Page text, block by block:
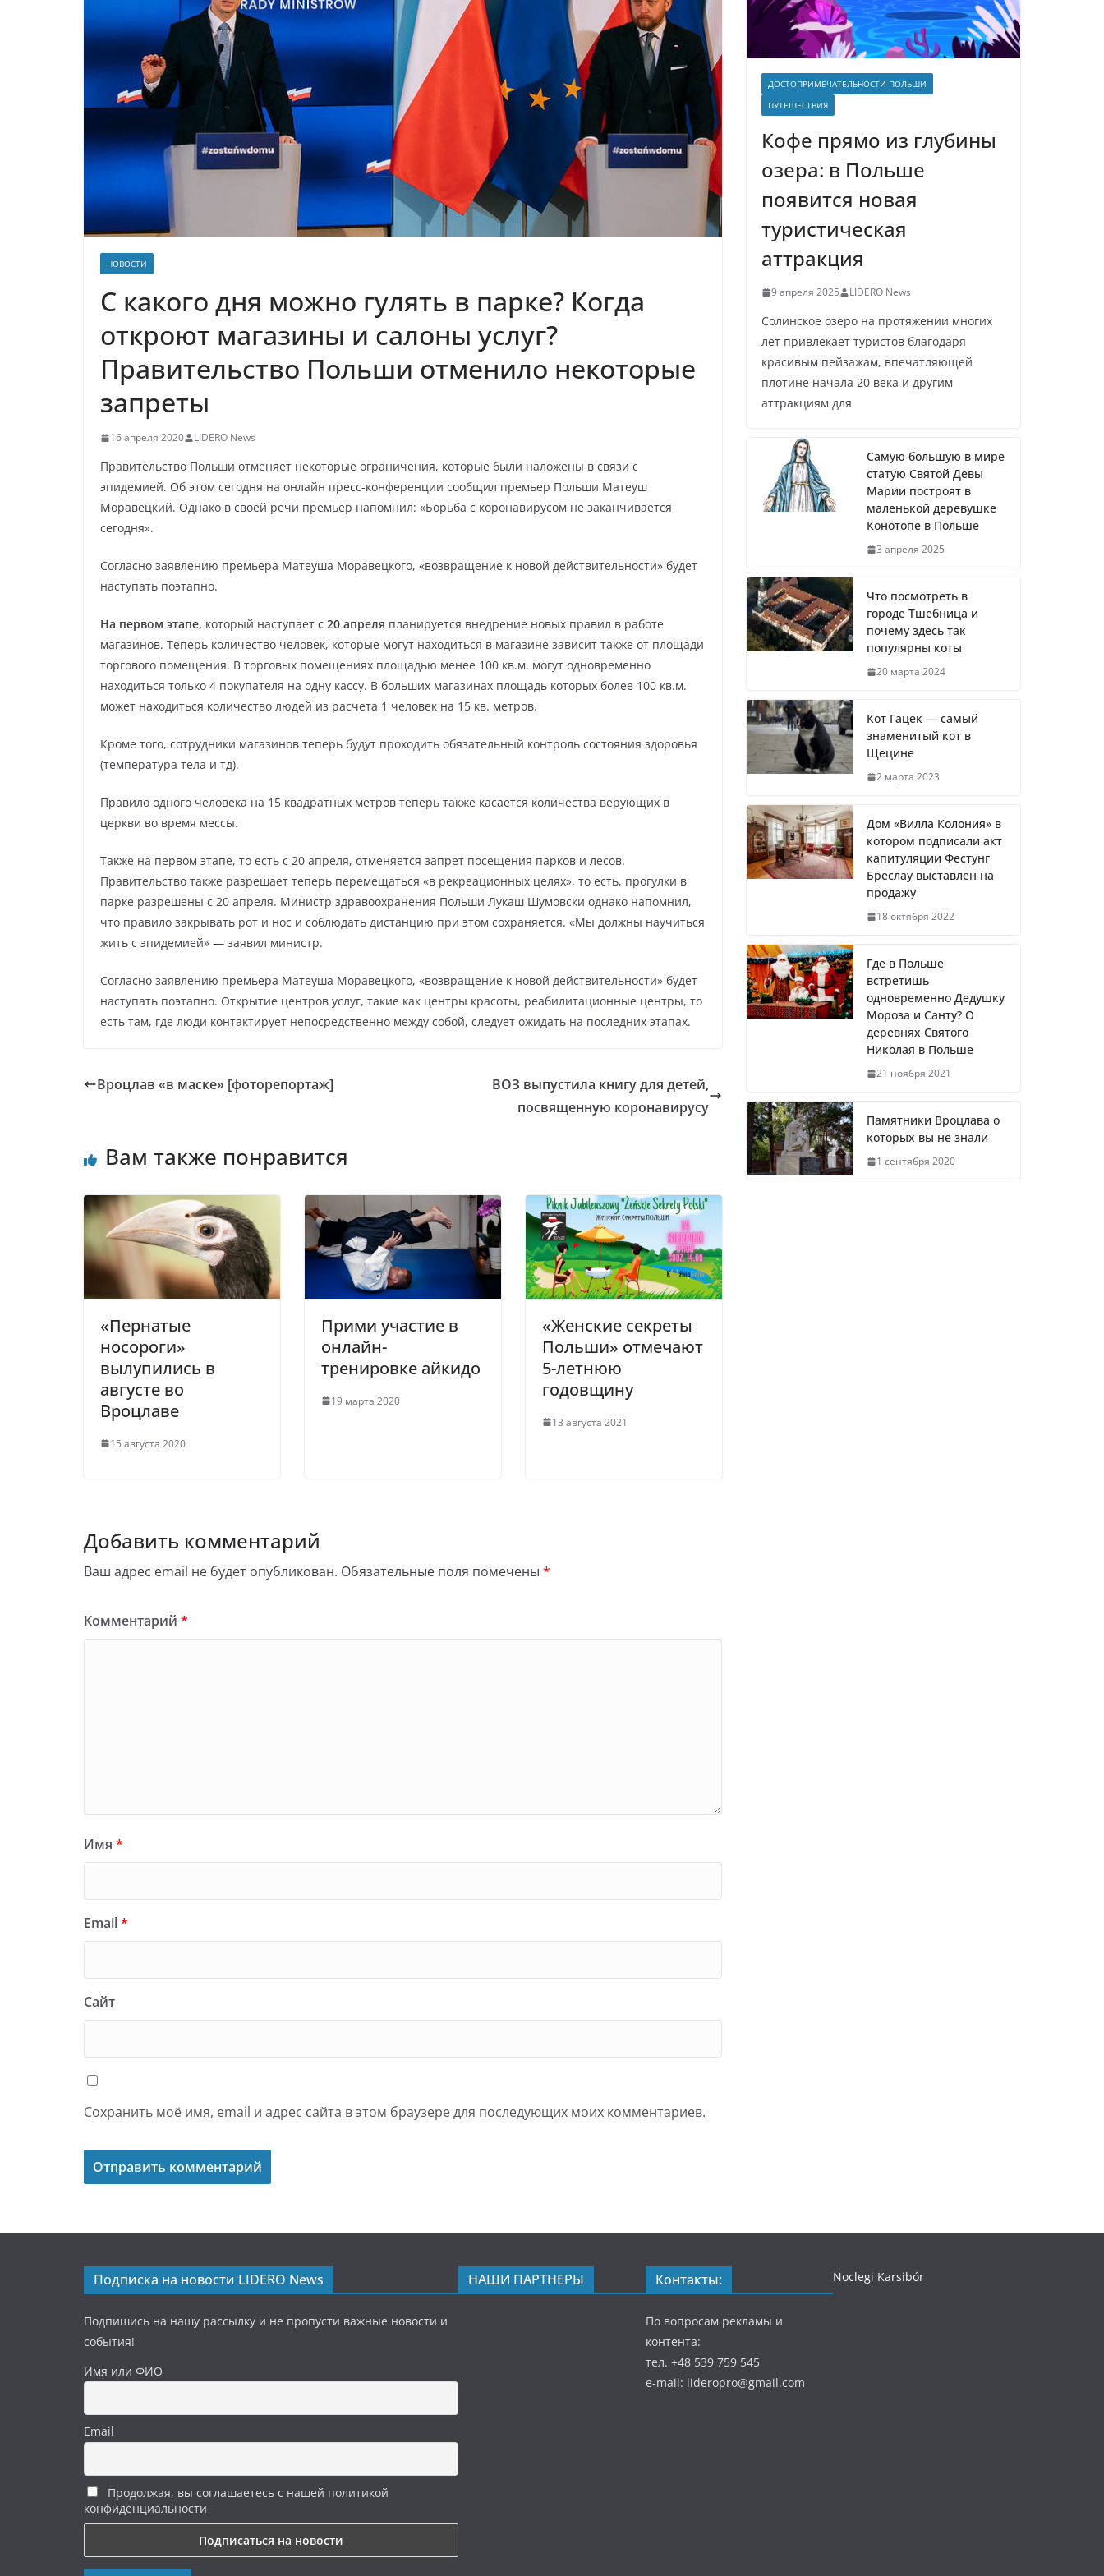
НОВОСТИ
С какого дня можно гулять в парке? Когда
откроют магазины и салоны услуг?
Правительство Польши отменило некоторые
запреты
16 апреля 2020 LIDERO News
Правительство Польши отменяет некоторые ограничения, которые были наложены в связи с
эпидемией. Об этом сегодня на онлайн пресс-конференции сообщил премьер Польши Матеуш
Моравецкий. Однако в своей речи премьер напомнил: «Борьба с коронавирусом не заканчивается
сегодня».
Согласно заявлению премьера Матеуша Моравецкого, «возвращение к новой действительности» будет
наступать поэтапно.
На первом этапе, который наступает с 20 апреля планируется внедрение новых правил в работе
магазинов. Теперь количество человек, которые могут находиться в магазине зависит также от площади
торгового помещения. В торговых помещениях площадью менее 100 кв.м. могут одновременно
находиться только 4 покупателя на одну кассу. В больших магазинах площадь которых более 100 кв.м.
может находиться количество людей из расчета 1 человек на 15 кв. метров.
Кроме того, сотрудники магазинов теперь будут проходить обязательный контроль состояния здоровья
(температура тела и тд).
Правило одного человека на 15 квадратных метров теперь также касается количества верующих в
церкви во время мессы.
Также на первом этапе, то есть с 20 апреля, отменяется запрет посещения парков и лесов.
Правительство также разрешает теперь перемещаться «в рекреационных целях», то есть, прогулки в
парке разрешены с 20 апреля. Министр здравоохранения Польши Лукаш Шумовски однако напомнил,
что правило закрывать рот и нос и соблюдать дистанцию при этом сохраняется. «Мы должны научиться
жить с эпидемией» — заявил министр.
Согласно заявлению премьера Матеуша Моравецкого, «возвращение к новой действительности» будет
наступать поэтапно. Открытие центров услуг, такие как центры красоты, реабилитационные центры, то
есть там, где люди контактирует непосредственно между собой, следует ожидать на последних этапах.
Вроцлав «в маске» [фоторепортаж]
ВОЗ выпустила книгу для детей,
посвященную коронавирусу
Вам также понравится
«Пернатые
носороги»
вылупились в
августе во
Вроцлаве
15 августа 2020
Прими участие в
онлайн-
тренировке айкидо
19 марта 2020
«Женские секреты
Польши» отмечают
5-летнюю
годовщину
13 августа 2021
Добавить комментарий
Ваш адрес email не будет опубликован. Обязательные поля помечены *
Комментарий *
Имя *
Email*
Сайт
Сохранить моё имя, email и адрес сайта в этом браузере для последующих моих комментариев.
ДОСТОПРИМЕЧАТЕЛЬНОСТИ ПОЛЬШИ
ПУТЕШЕСТВИЯ
Кофе прямо из глубины
озера: в Польше
появится новая
туристическая
аттракция
9 апреля 2025 LIDERO News
Солинское озеро на протяжении многих
лет привлекает туристов благодаря
красивым пейзажам, впечатляющей
плотине начала 20 века и другим
аттракциям для
Самую большую в мире
статую Святой Девы
Марии построят в
маленькой деревушке
Конотопе в Польше
3 апреля 2025
Что посмотреть в
городе Тшебница и
почему здесь так
популярны коты
20 марта 2024
Кот Гацек — самый
знаменитый кот в
Щецине
2 марта 2023
Дом «Вилла Колония» в
котором подписали акт
капитуляции Фестунг
Бреслау выставлен на
продажу
18 октября 2022
Где в Польше
встретишь
одновременно Дедушку
Мороза и Санту? О
деревнях Святого
Николая в Польше
21 ноября 2021
Памятники Вроцлава о
которых вы не знали
1 сентября 2020
Подписка на новости LIDERO News
Подпишись на нашу рассылку и не пропусти важные новости и
события!
Имя или ФИО
Email
Продолжая, вы соглашаетесь с нашей политикой
конфиденциальности
НАШИ ПАРТНЕРЫ Контакты:
По вопросам рекламы и
контента:
тел. +48 539 759 545
e-mail: lideropro@gmail.com
Noclegi Karsibór